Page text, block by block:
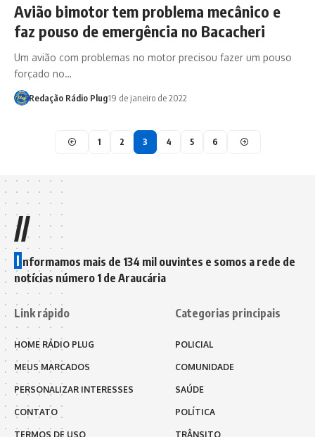
Avião bimotor tem problema mecânico e
faz pouso de emergência no Bacacheri
Um avião com problemas no motor precisou fazer um pouso
forçado no…
Redação Rádio Plug19 de janeiro de 2022
1 2 3 4 5 6
//
I nformamos mais de 134 mil ouvintes e somos a rede de
notícias número 1 de Araucária
Link rápido
HOME RÁDIO PLUG
MEUS MARCADOS
PERSONALIZAR INTERESSES
CONTATO
TERMOS DE USO
Categorias principais
POLICIAL
COMUNIDADE
SAÚDE
POLÍTICA
TRÂNSITO